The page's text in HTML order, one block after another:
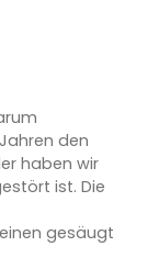
den
haben wir
ist. Die
gesäugt